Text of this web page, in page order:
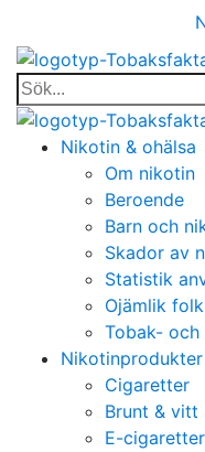
Nikotin & ohälsa
Om nikotin
Beroende
Barn och
Skador av
Statistik
Ojämlik
Tobak- och
Nikotinprodukter
Cigaretter
Brunt & vitt
E-cigaretter